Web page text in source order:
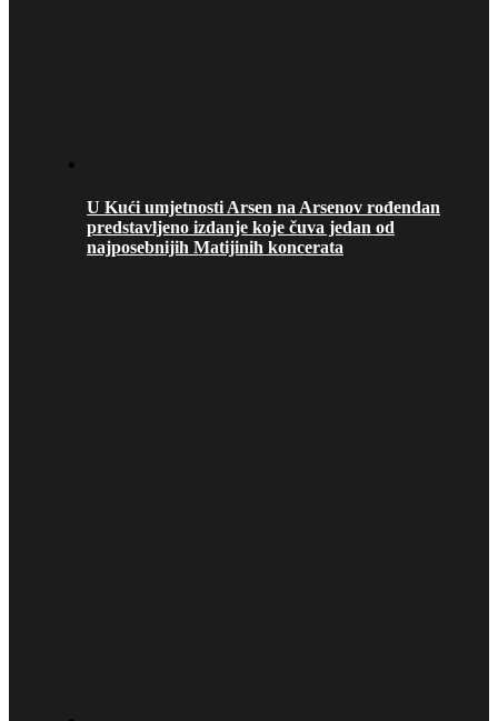
U Kući umjetnosti Arsen na Arsenov rođendan
predstavljeno izdanje koje čuva jedan od
najposebnijih Matijinih koncerata